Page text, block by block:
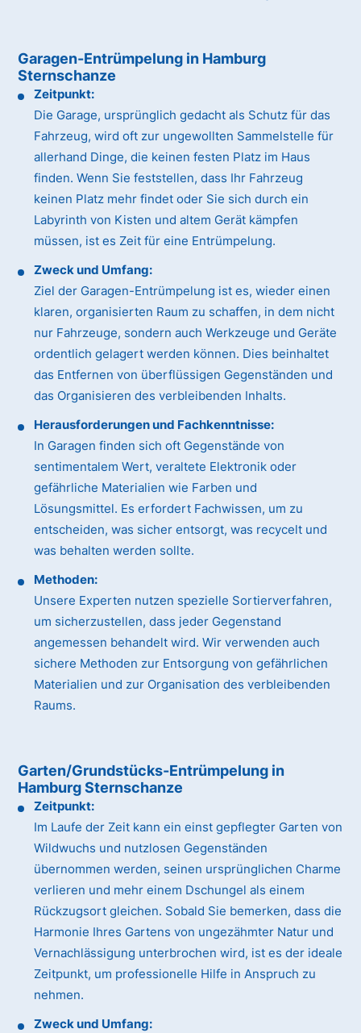
Garagen-Entrümpelung in Hamburg
Sternschanze
Zeitpunkt:
Die Garage, ursprünglich gedacht als Schutz für das
Fahrzeug, wird oft zur ungewollten Sammelstelle für
allerhand Dinge, die keinen festen Platz im Haus
finden. Wenn Sie feststellen, dass Ihr Fahrzeug
keinen Platz mehr findet oder Sie sich durch ein
Labyrinth von Kisten und altem Gerät kämpfen
müssen, ist es Zeit für eine Entrümpelung.
Zweck und Umfang:
Ziel der Garagen-Entrümpelung ist es, wieder einen
klaren, organisierten Raum zu schaffen, in dem nicht
nur Fahrzeuge, sondern auch Werkzeuge und Geräte
ordentlich gelagert werden können. Dies beinhaltet
das Entfernen von überflüssigen Gegenständen und
das Organisieren des verbleibenden Inhalts.
Herausforderungen und Fachkenntnisse:
In Garagen finden sich oft Gegenstände von
sentimentalem Wert, veraltete Elektronik oder
gefährliche Materialien wie Farben und
Lösungsmittel. Es erfordert Fachwissen, um zu
entscheiden, was sicher entsorgt, was recycelt und
was behalten werden sollte.
Methoden:
Unsere Experten nutzen spezielle Sortierverfahren,
um sicherzustellen, dass jeder Gegenstand
angemessen behandelt wird. Wir verwenden auch
sichere Methoden zur Entsorgung von gefährlichen
Materialien und zur Organisation des verbleibenden
Raums.
Garten/Grundstücks-Entrümpelung in
Hamburg Sternschanze
Zeitpunkt:
Im Laufe der Zeit kann ein einst gepflegter Garten von
Wildwuchs und nutzlosen Gegenständen
übernommen werden, seinen ursprünglichen Charme
verlieren und mehr einem Dschungel als einem
Rückzugsort gleichen. Sobald Sie bemerken, dass die
Harmonie Ihres Gartens von ungezähmter Natur und
Vernachlässigung unterbrochen wird, ist es der ideale
Zeitpunkt, um professionelle Hilfe in Anspruch zu
nehmen.
Zweck und Umfang: